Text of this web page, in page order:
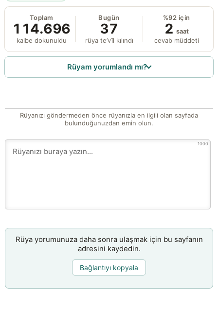
Toplam
114.696
kalbe dokunuldu
Bugün
37
rüya te’vîl kılındı
%92 için
2 saat
cevab müddeti
Rüyam yorumlandı mı?
Rüyanızı göndermeden önce rüyanızla en ilgili olan sayfada
bulunduğunuzdan emin olun.
1000
Rüya yorumunuza daha sonra ulaşmak için bu sayfanın
adresini kaydedin.
Bağlantıyı kopyala